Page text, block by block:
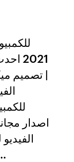
2021
| تصميم
اصدار
للايفون